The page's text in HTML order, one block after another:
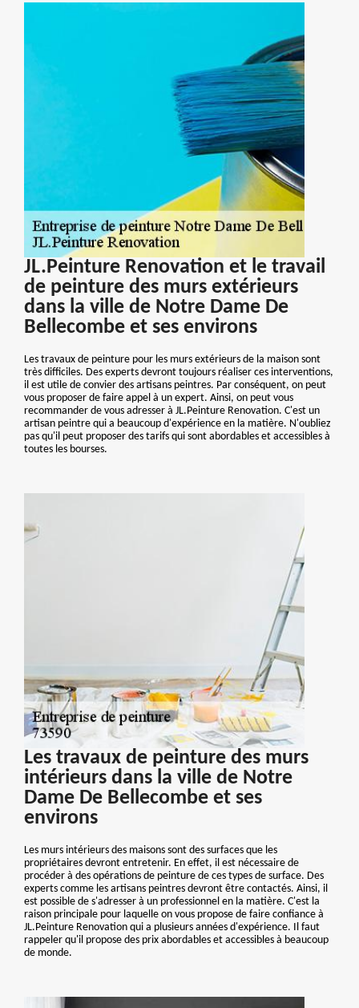
JL.Peinture Renovation et le travail
de peinture des murs extérieurs
dans la ville de Notre Dame De
Bellecombe et ses environs
Les travaux de peinture pour les murs extérieurs de la maison sont
très difficiles. Des experts devront toujours réaliser ces interventions,
il est utile de convier des artisans peintres. Par conséquent, on peut
vous proposer de faire appel à un expert. Ainsi, on peut vous
recommander de vous adresser à JL.Peinture Renovation. C'est un
artisan peintre qui a beaucoup d'expérience en la matière. N'oubliez
pas qu'il peut proposer des tarifs qui sont abordables et accessibles à
toutes les bourses.
Les travaux de peinture des murs
intérieurs dans la ville de Notre
Dame De Bellecombe et ses
environs
Les murs intérieurs des maisons sont des surfaces que les
propriétaires devront entretenir. En effet, il est nécessaire de
procéder à des opérations de peinture de ces types de surface. Des
experts comme les artisans peintres devront être contactés. Ainsi, il
est possible de s'adresser à un professionnel en la matière. C'est la
raison principale pour laquelle on vous propose de faire confiance à
JL.Peinture Renovation qui a plusieurs années d'expérience. Il faut
rappeler qu'il propose des prix abordables et accessibles à beaucoup
de monde.